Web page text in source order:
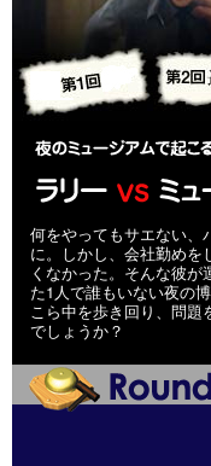
何をやってもサエない、
に。しかし、会社勤め
くなかった。そんな彼
た1人で誰もいない夜の
こら中を歩き回り、問
でしょうか？